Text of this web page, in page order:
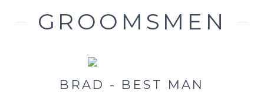
GROOMSMEN
BRAD - BEST MAN